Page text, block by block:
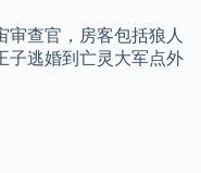
审查官，房客包括狼人
子逃婚到亡灵大军点外